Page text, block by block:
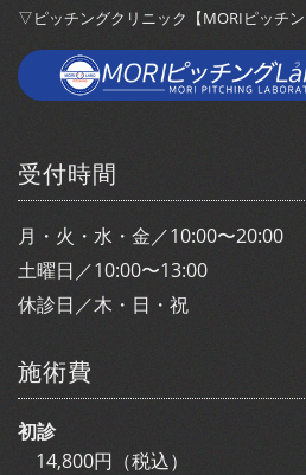
▽ピッチングクリニック【MORIピッチ
受付時間
月・火・水・金／10:00〜20:00
土曜日／10:00〜13:00
休診日／木・日・祝
施術費
初診
14,800円（税込）